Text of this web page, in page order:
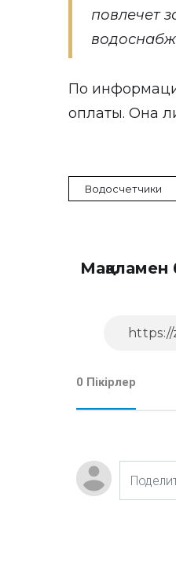
повлечет
По
оплаты. Она
Водосчетчики
Мақаламен
0 Пікірлер